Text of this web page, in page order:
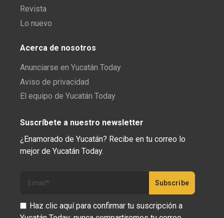
Revista
Lo nuevo
Acerca de nosotros
Anunciarse en Yucatán Today
Aviso de privacidad
El equipo de Yucatán Today
Suscríbete a nuestro newsletter
¿Enamorado de Yucatán? Recibe en tu correo lo
mejor de Yucatán Today.
Haz clic aquí para confirmar tu suscripción a